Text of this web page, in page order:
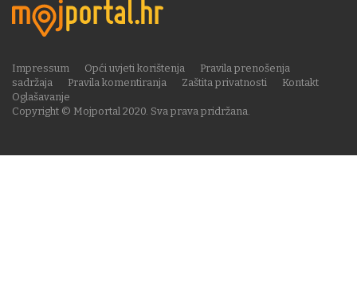
Copyright © Mojportal 2020. Sva prava pridržana.
Impressum Opći uvjeti korištenja
Pravila prenošenja
sadržaja
Pravila komentiranja Zaštita privatnosti
Kontakt
Oglašavanje